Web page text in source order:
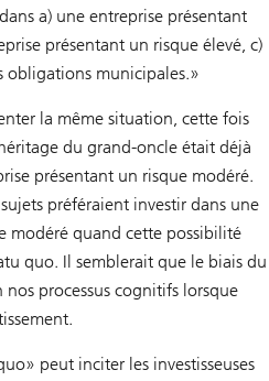
a) une entreprise présentant
présentant un risque élevé, c)
obligations municipales.»
la même situation, cette fois
du grand-oncle était déjà
présentant un risque modéré.
préféraient investir dans une
modéré quand cette possibilité
quo. Il semblerait que le biais du
processus cognitifs lorsque
peut inciter les investisseuses